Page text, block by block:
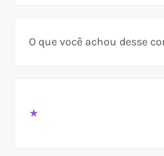
O que você achou desse
★